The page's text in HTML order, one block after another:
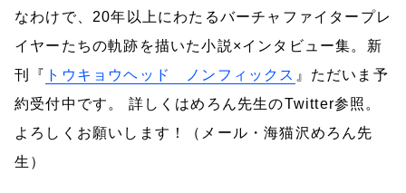
なわけで、 20年以上にわたるバーチャファイタープレ
イヤーたちの軌跡を描いた小説 ×インタビュー集。新
刊『 トウキョウヘッド ノンフィックス 』ただいま予
約受付中です。
詳しくはめろん先生のTwitter参照。
よろしくお願いします！（メール・海猫沢めろん先
生）